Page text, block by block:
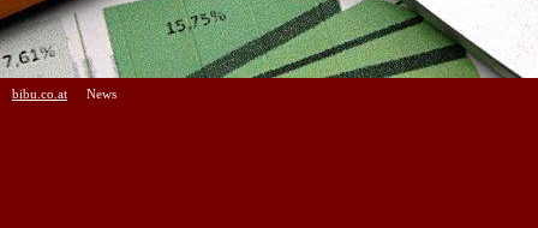
bibu.co.at News